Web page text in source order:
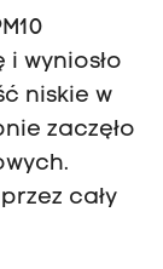
wyniosło
niskie w
zaczęło
cały